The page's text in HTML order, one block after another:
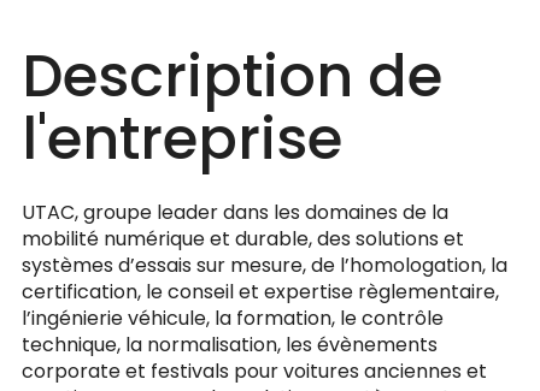
Description de
l'entreprise
UTAC, groupe leader dans les domaines de la
mobilité numérique et durable, des solutions et
systèmes d’essais sur mesure, de l’homologation, la
certification, le conseil et expertise règlementaire,
l’ingénierie véhicule, la formation, le contrôle
technique, la normalisation, les évènements
corporate et festivals pour voitures anciennes et